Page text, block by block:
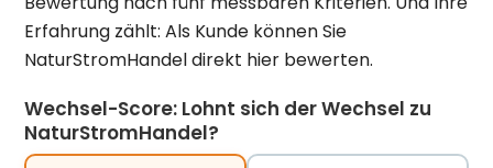
Erfahrung zählt: Als Kunde können Sie
NaturStromHandel direkt hier bewerten.
Wechsel-Score: Lohnt sich der Wechsel zu
NaturStromHandel?